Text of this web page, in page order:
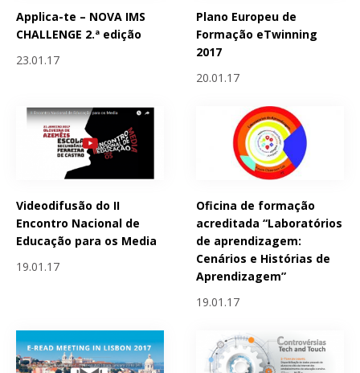
Applica-te – NOVA IMS
CHALLENGE 2.ª edição
23.01.17
Plano Europeu de
Formação eTwinning
2017
20.01.17
Videodifusão do II
Encontro Nacional de
Educação para os Media
19.01.17
Oficina de formação
acreditada “Laboratórios
de aprendizagem:
Cenários e Histórias de
Aprendizagem”
19.01.17